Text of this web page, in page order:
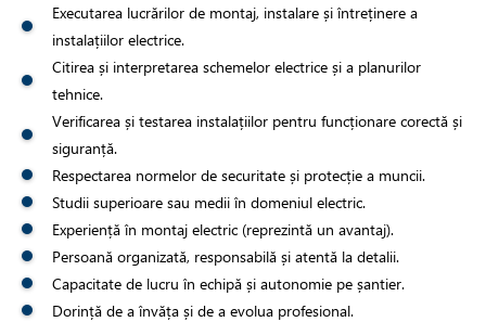
Executarea lucrărilor de montaj, instalare și întreținere a
instalațiilor electrice.
Citirea și interpretarea schemelor electrice și a planurilor
tehnice.
Verificarea și testarea instalațiilor pentru funcționare corectă și
siguranță.
Respectarea normelor de securitate și protecție a muncii.
Studii superioare sau medii în domeniul electric.
Experiență în montaj electric (reprezintă un avantaj).
Persoană organizată, responsabilă și atentă la detalii.
Capacitate de lucru în echipă și autonomie pe șantier.
Dorință de a învăța și de a evolua profesional.